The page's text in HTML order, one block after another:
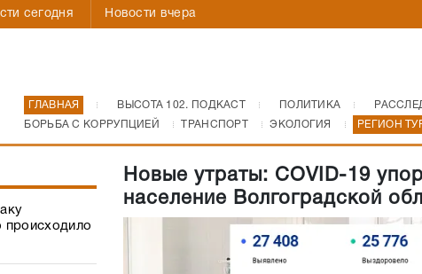
сегодня Новости вчера
ГЛАВНАЯ ВЫСОТА 102. ПОДКАСТ ПОЛИТИКА
БОРЬБА С КОРРУПЦИЕЙ
ТРАНСПОРТ ЭКОЛОГИЯ РЕГИОН
происходило
Новые утраты: COVID-19
население Волгоградской